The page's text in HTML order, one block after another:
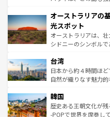
文化が魅力。旅行者
しみながら、その多様
るだろう。車でのロー
ならではの贅沢な旅のスタイルだ
情報は コンテンツ一覧
ワイ島は見逃せない
島だが、静かな自然を
おすすめ。エメラルド
文化や歴史が息づい
人々、おいしいローカ
ク、伝統的なフラダ
っている。訪れるたび
はコンテンツ一覧
オーストラリアの
光スポット
オーストラリアは、壮
シドニーのシンボル
リアリーフや大陸中央
ク）、タスマニアの
ど、見どころがたく
いる。アクティビティ
ビング、ハイキング
い。オーストラリア
台湾
日本から約４時間ほ
自然が織りなす魅力
ン）、静ひつな山岳地
と山間の静けさが共
驚きをもたらしてく
韓国
歴史ある王朝文化が
-POPで世界を席巻し